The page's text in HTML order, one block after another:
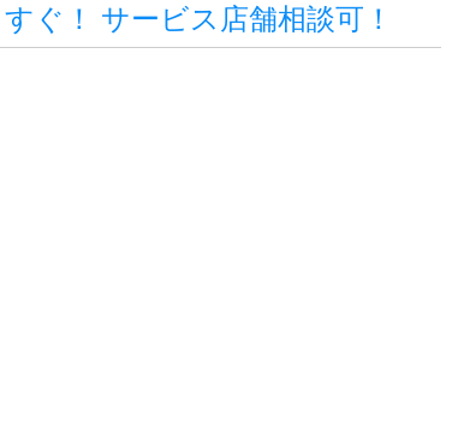
ぐ！ サービス店舗相談可！